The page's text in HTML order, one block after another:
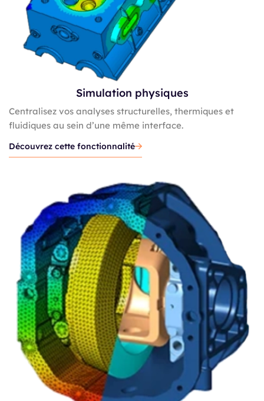
Simulation physiques
Centralisez vos analyses structurelles, thermiques et
fluidiques au sein d’une même interface.
Découvrez cette fonctionnalité